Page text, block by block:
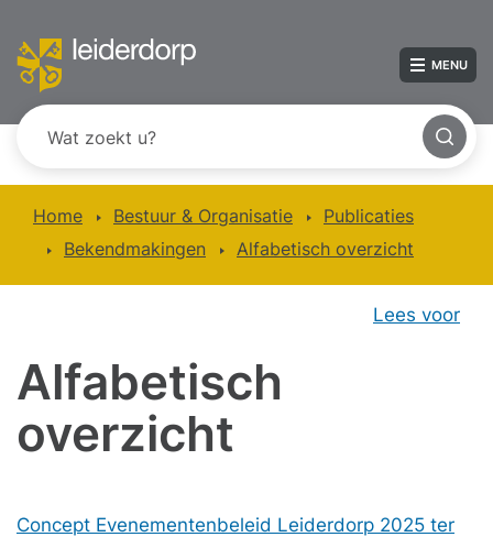
MENU
Home Bestuur & Organisatie
Publicaties
Bekendmakingen
Alfabetisch overzicht
Lees voor
Alfabetisch
overzicht
Concept Evenementenbeleid Leiderdorp 2025 ter